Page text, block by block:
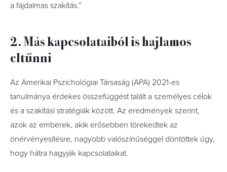
a fájdalmas szakítás.”
2. Más kapcsolataiból is hajlamos
eltűnni
Az Amerikai Pszichológiai Társaság (APA) 2021-es
tanulmánya érdekes összefüggést talált a személyes célok
és a szakítási stratégiák között. Az eredmények szerint,
azok az emberek, akik erősebben törekedtek az
önérvényesítésre, nagyobb valószínűséggel döntöttek úgy,
hogy hátra hagyják kapcsolataikat.